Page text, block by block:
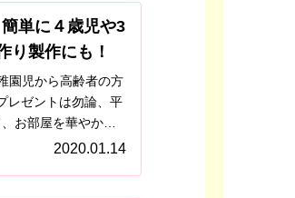
単に４歳児や3
り製作にも！
園児から高齢者の方
レゼントは勿論、平
お部屋を華やかに
2020.01.14